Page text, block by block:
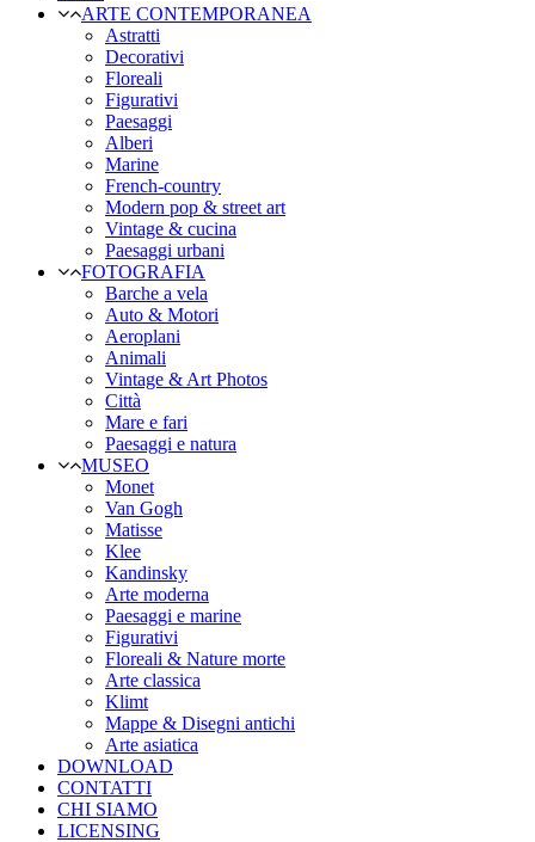
ARTE CONTEMPORANEA
Astratti
Decorativi
Floreali
Figurativi
Paesaggi
Alberi
Marine
French-country
Modern pop & street art
Vintage & cucina
Paesaggi urbani
FOTOGRAFIA
Barche a vela
Auto & Motori
Aeroplani
Animali
Vintage & Art Photos
Città
Mare e fari
Paesaggi e natura
MUSEO
Monet
Van Gogh
Matisse
Klee
Kandinsky
Arte moderna
Paesaggi e marine
Figurativi
Floreali & Nature morte
Arte classica
Klimt
Mappe & Disegni antichi
Arte asiatica
DOWNLOAD
CONTATTI
CHI SIAMO
LICENSING